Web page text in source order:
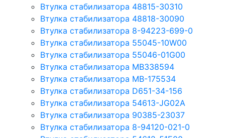
Втулка стабилизатора 48815-30310
Втулка стабилизатора 48818-30090
Втулка стабилизатора 8-94223-699-0
Втулка стабилизатора 55045-10W00
Втулка стабилизатора 55046-01G00
Втулка стабилизатора MB338594
Втулка стабилизатора MB-175534
Втулка стабилизатора D651-34-156
Втулка стабилизатора 54613-JG02A
Втулка стабилизатора 90385-23037
Втулка стабилизатора 8-94120-021-0